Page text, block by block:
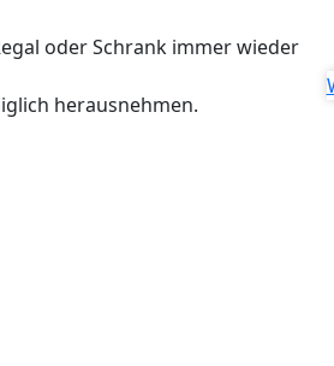
oder Schrank immer wieder
herausnehmen.